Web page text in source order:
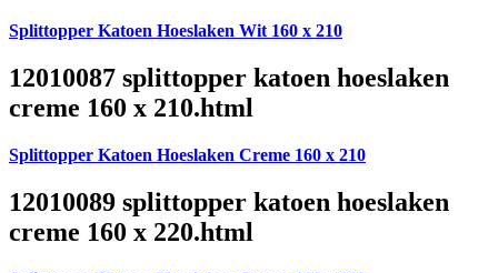
Splittopper Katoen Hoeslaken Wit 160 x 210
12010087 splittopper katoen hoeslaken
creme 160 x 210.html
Splittopper Katoen Hoeslaken Creme 160 x 210
12010089 splittopper katoen hoeslaken
creme 160 x 220.html